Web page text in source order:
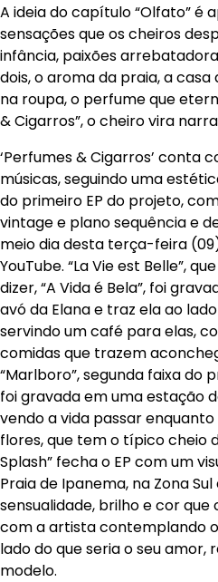
A ideia do capítulo “Olfato” é
sensações que os cheiros
infância, paixões
dois, o aroma da praia, a
na roupa, o perfume que
& Cigarros”, o cheiro vira
‘Perfumes & Cigarros’ conta
músicas, seguindo uma
do primeiro EP do projeto,
vintage e plano sequência e
meio dia desta terça-feira
YouTube. “La Vie est Belle”,
dizer, “A Vida é Bela”, foi
avó da Elana e traz ela ao
servindo um café para elas,
comidas que trazem
“Marlboro”, segunda faixa do
foi gravada em uma estação
vendo a vida passar
flores, que tem o típico cheio
Splash” fecha o EP com um
Praia de Ipanema, na Zona
sensualidade, brilho e cor
com a artista contemplando
lado do que seria o seu
modelo.